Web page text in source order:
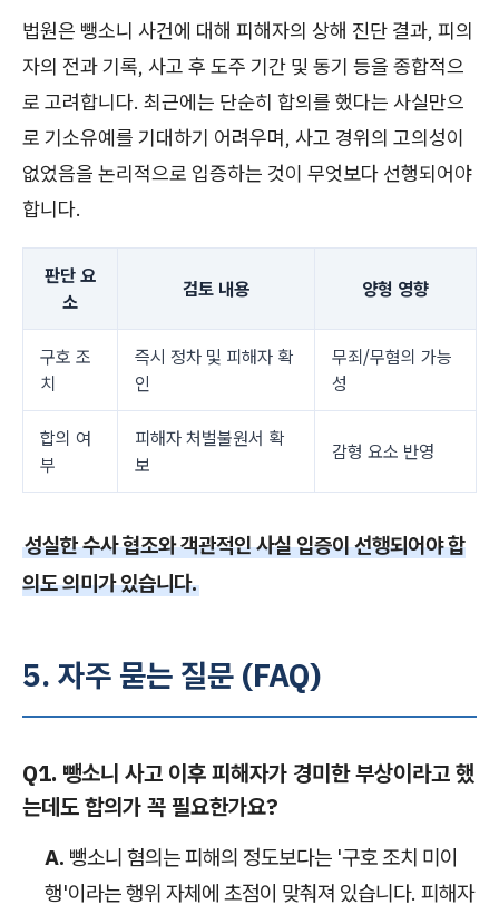
법원은 뺑소니 사건에 대해 피해자의 상해 진단 결과, 피의
자의 전과 기록, 사고 후 도주 기간 및 동기 등을 종합적으
로 고려합니다. 최근에는 단순히 합의를 했다는 사실만으
로 기소유예를 기대하기 어려우며, 사고 경위의 고의성이
없었음을 논리적으로 입증하는 것이 무엇보다 선행되어야
합니다.
판단 요
소
검토 내용 양형 영향
구호 조
치
즉시 정차 및 피해자 확
인
무죄/무혐의 가능
성
합의 여
부
피해자 처벌불원서 확
보
감형 요소 반영
성실한 수사 협조와 객관적인 사실 입증이 선행되어야 합
의도 의미가 있습니다.
5. 자주 묻는 질문 (FAQ)
Q1. 뺑소니 사고 이후 피해자가 경미한 부상이라고 했
는데도 합의가 꼭 필요한가요?
A. 뺑소니 혐의는 피해의 정도보다는 '구호 조치 미이
행'이라는 행위 자체에 초점이 맞춰져 있습니다. 피해자